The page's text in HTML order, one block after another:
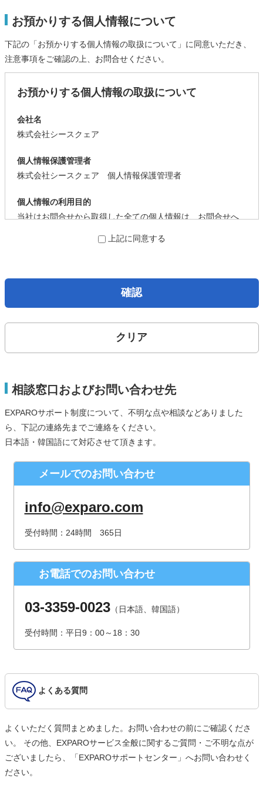
お預かりする個人情報について
下記の「お預かりする個人情報の取扱について」に同意いただき、
注意事項をご確認の上、お問合せください。
お預かりする個人情報の取扱について
会社名
株式会社シースクェア
個人情報保護管理者
株式会社シースクェア 個人情報保護管理者
個人情報の利用目的
当社はお問合せから取得した全ての個人情報は、お問合せへ
人の了解を得ることなく第三者に提供することはありませ
お問合せから取得した個人情報は委託することがありませ
開示対象個人情報の開示等および問合せ窓口について
の、利用目的の通知、開示、内容の訂正、追加または削除、
利用の停止、消去および第三者への提供の停止（「開示等」
といいます。）に応じます。
株式会社シースクェア 個人情報お問合せ窓口
〒160-0023 東京都新宿区西新宿６丁目１２−１ パークウェ
Eメール：info@c-square.co.jp
個人情報を入力するにあたっての注意事項
合せへの回答ができない場合がございます。
ん。
上記に同意する
クリア
確認
相談窓口およびお問い合わせ先
EXPAROサポート制度について、不明な点や相談などありました
ら、下記の連絡先までご連絡をください。
日本語・韓国語にて対応させて頂きます。
メールでのお問い合わせ
info@exparo.com
受付時間：24時間 365日
お電話でのお問い合わせ
03-3359-0023（日本語、韓国語）
受付時間：平日9：00～18：30
よくある質問
よくいただく質問まとめました。お問い合わせの前にご確認くださ
い。 その他、EXPAROサービス全般に関するご質問・ご不明な点が
ございましたら、「EXPAROサポートセンター」へお問い合わせく
ださい。